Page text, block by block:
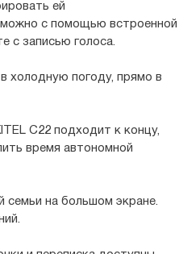
ей
можно с помощью встроенной
с записью голоса.
холодную погоду, прямо в
C22 подходит к концу,
время автономной
на большом экране.